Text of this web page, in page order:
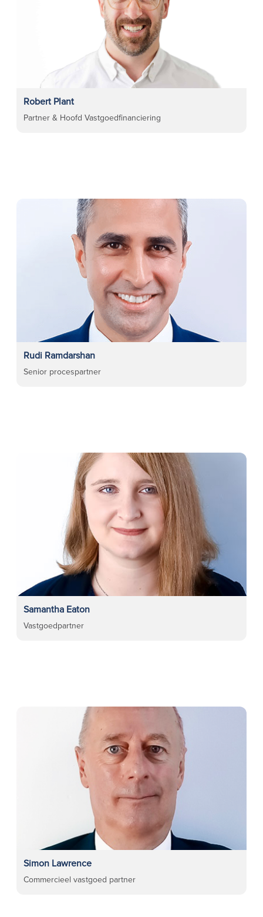
Robert Plant
Partner & Hoofd Vastgoedfinanciering
Rudi Ramdarshan
Senior procespartner
Samantha Eaton
Vastgoedpartner
Simon Lawrence
Commercieel vastgoed partner